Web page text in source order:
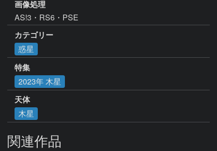
画像処理
AS!3・RS6・PSE
カテゴリー
惑星
特集
2023年 木星
天体
木星
関連作品